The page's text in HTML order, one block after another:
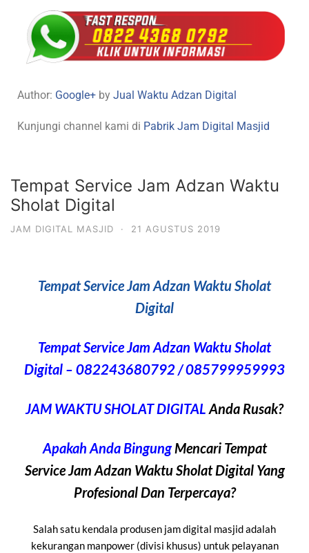
Author: Google+ by Jual Waktu Adzan Digital
Kunjungi channel kami di Pabrik Jam Digital Masjid
Tempat Service Jam Adzan Waktu
Sholat Digital
JAM DIGITAL MASJID · 21 AGUSTUS 2019
Tempat Service Jam Adzan Waktu Sholat
Digital
Tempat Service Jam Adzan Waktu Sholat
Digital – 082243680792 / 085799959993
JAM WAKTU SHOLAT DIGITAL Anda Rusak?
Apakah Anda BingungMencari Tempat
Service Jam Adzan Waktu Sholat Digital Yang
Profesional Dan Terpercaya?
Salah satu kendala produsen jam digital masjid adalah
kekurangan manpower (divisi khusus) untuk pelayanan